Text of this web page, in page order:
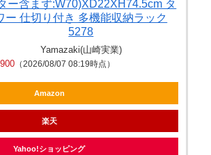
ー含まず:W70)XD22XH74.5cm タ
ー 仕切り付き 多機能収納ラック
5278
Yamazaki(山崎実業)
（2026/08/07 08:19時点）
Amazon
楽天
Yahoo!ショッピング